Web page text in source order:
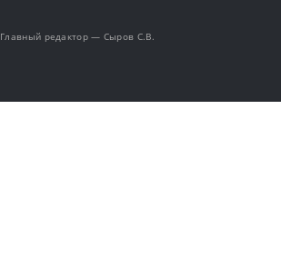
Главный редактор — Сыров С.В.